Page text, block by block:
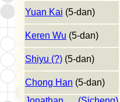
Yuan Kai (5-dan)
Keren Wu (5-dan)
Shiyu (?) (5-dan)
Chong Han (5-dan)